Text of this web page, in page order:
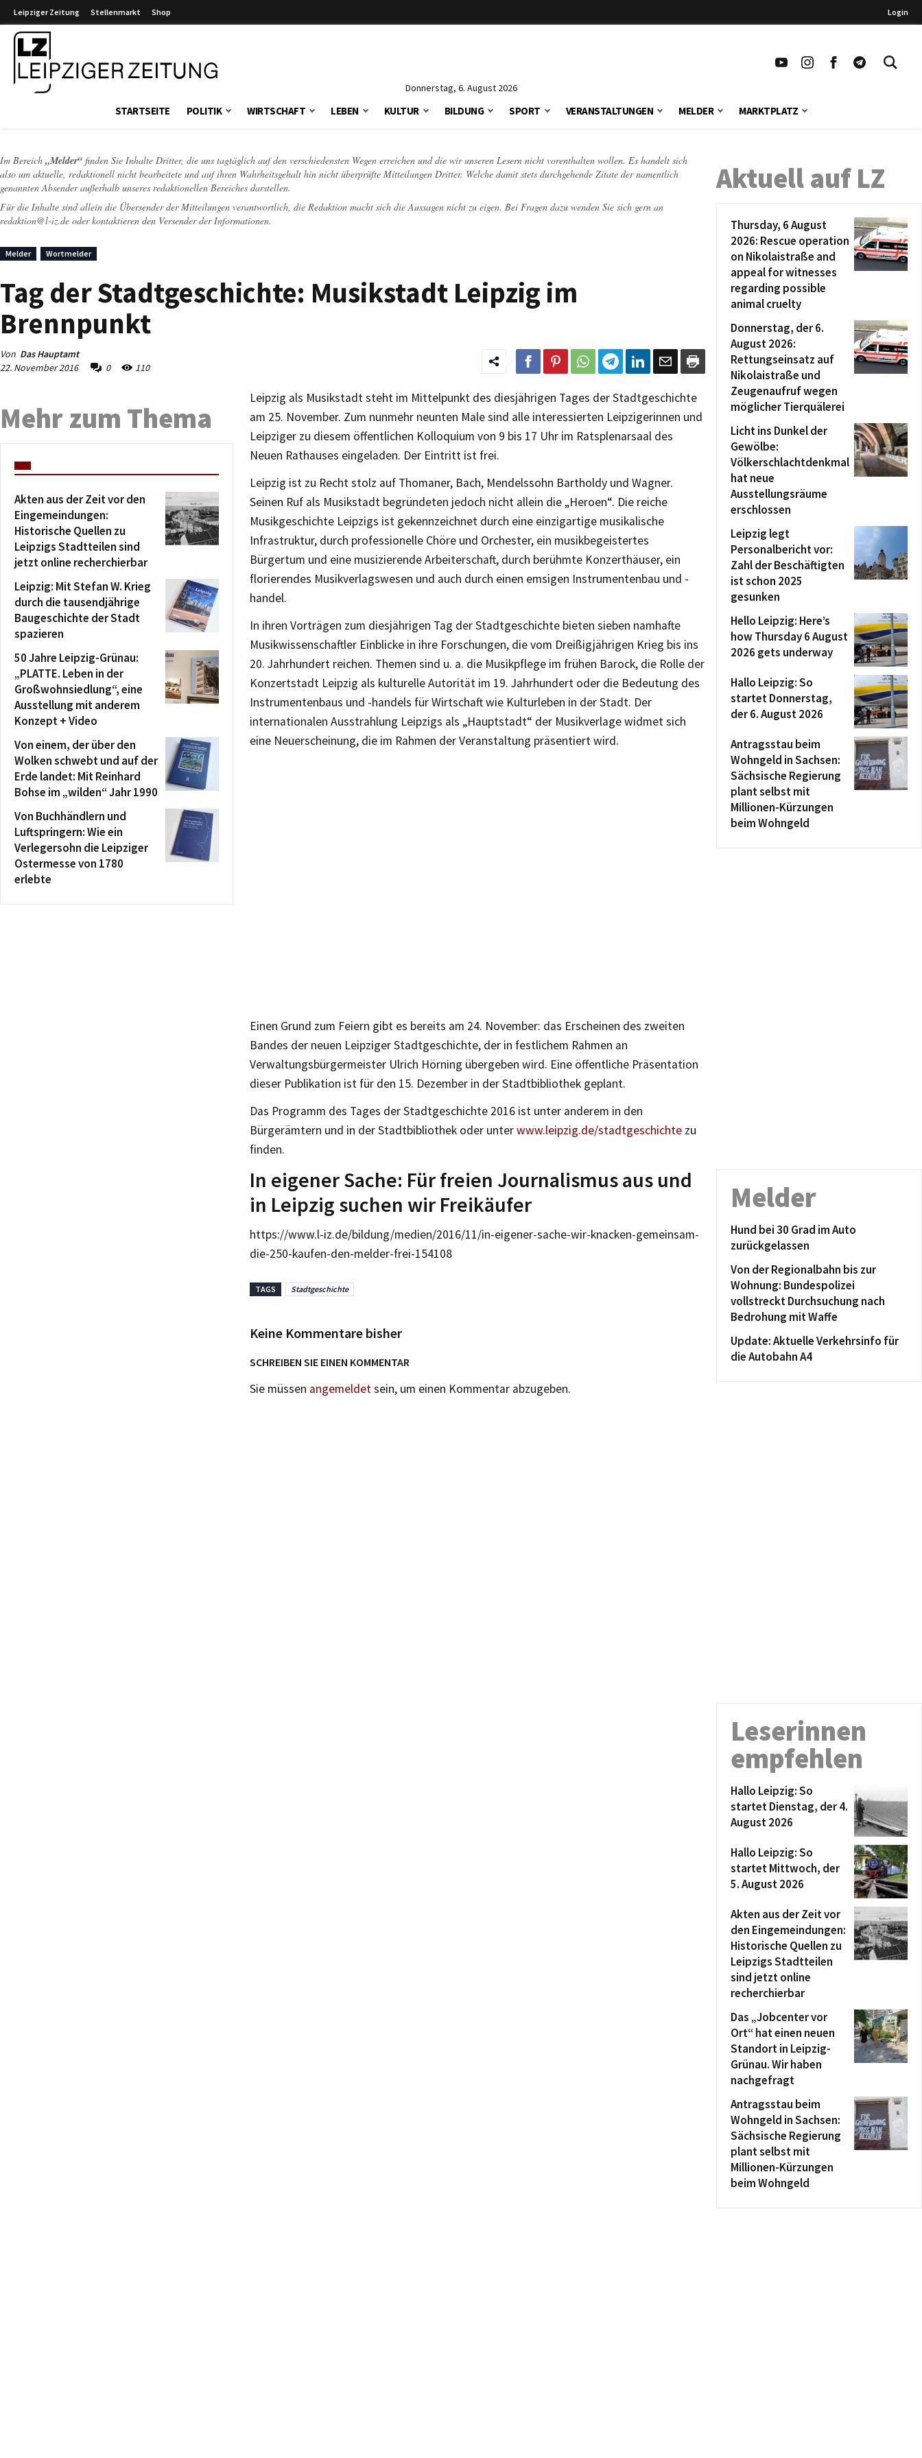
Leipziger Zeitung Stellenmarkt Shop Login
Donnerstag, 6. August 2026
STARTSEITE POLITIK WIRTSCHAFT LEBEN KULTUR BILDUNG SPORT VERANSTALTUNGEN MELDER MARKTPLATZ
Im Bereich „Melder“ finden Sie Inhalte Dritter, die uns tagtäglich auf den verschiedensten Wegen erreichen und die wir unseren Lesern nicht vorenthalten wollen. Es handelt sich
also um aktuelle, redaktionell nicht bearbeitete und auf ihren Wahrheitsgehalt hin nicht überprüfte Mitteilungen Dritter. Welche damit stets durchgehende Zitate der namentlich
genannten Absender außerhalb unseres redaktionellen Bereiches darstellen.
Für die Inhalte sind allein die Übersender der Mitteilungen verantwortlich, die Redaktion macht sich die Aussagen nicht zu eigen. Bei Fragen dazu wenden Sie sich gern an
redaktion@l-iz.de oder kontaktieren den Versender der Informationen.
Melder Wortmelder
Tag der Stadtgeschichte: Musikstadt Leipzig im
Brennpunkt
Von Das Hauptamt
22. November 2016
0 110
Leipzig als Musikstadt steht im Mittelpunkt des diesjährigen Tages der Stadtgeschichte
am 25. November. Zum nunmehr neunten Male sind alle interessierten Leipzigerinnen und
Leipziger zu diesem öffentlichen Kolloquium von 9 bis 17 Uhr im Ratsplenarsaal des
Neuen Rathauses eingeladen. Der Eintritt ist frei.
Leipzig ist zu Recht stolz auf Thomaner, Bach, Mendelssohn Bartholdy und Wagner.
Seinen Ruf als Musikstadt begründeten jedoch nicht allein die „Heroen“. Die reiche
Musikgeschichte Leipzigs ist gekennzeichnet durch eine einzigartige musikalische
Infrastruktur, durch professionelle Chöre und Orchester, ein musikbegeistertes
Bürgertum und eine musizierende Arbeiterschaft, durch berühmte Konzerthäuser, ein
florierendes Musikverlagswesen und auch durch einen emsigen Instrumentenbau und -
handel.
In ihren Vorträgen zum diesjährigen Tag der Stadtgeschichte bieten sieben namhafte
Musikwissenschaftler Einblicke in ihre Forschungen, die vom Dreißigjährigen Krieg bis ins
20. Jahrhundert reichen. Themen sind u. a. die Musikpflege im frühen Barock, die Rolle der
Konzertstadt Leipzig als kulturelle Autorität im 19. Jahrhundert oder die Bedeutung des
Instrumentenbaus und -handels für Wirtschaft wie Kulturleben in der Stadt. Der
internationalen Ausstrahlung Leipzigs als „Hauptstadt“ der Musikverlage widmet sich
eine Neuerscheinung, die im Rahmen der Veranstaltung präsentiert wird.
Einen Grund zum Feiern gibt es bereits am 24. November: das Erscheinen des zweiten
Bandes der neuen Leipziger Stadtgeschichte, der in festlichem Rahmen an
Verwaltungsbürgermeister Ulrich Hörning übergeben wird. Eine öffentliche Präsentation
dieser Publikation ist für den 15. Dezember in der Stadtbibliothek geplant.
Das Programm des Tages der Stadtgeschichte 2016 ist unter anderem in den
Bürgerämtern und in der Stadtbibliothek oder unterwww.leipzig.de/stadtgeschichte zu
finden.
In eigener Sache: Für freien Journalismus aus und
in Leipzig suchen wir Freikäufer
https://www.l-iz.de/bildung/medien/2016/11/in-eigener-sache-wir-knacken-gemeinsam-
die-250-kaufen-den-melder-frei-154108
TAGS Stadtgeschichte
Keine Kommentare bisher
SCHREIBEN SIE EINEN KOMMENTAR
Sie müssen angemeldetsein, um einen Kommentar abzugeben.
Mehr zum Thema
Akten aus der Zeit vor den
Eingemeindungen:
Historische Quellen zu
Leipzigs Stadtteilen sind
jetzt online recherchierbar
Leipzig: Mit Stefan W. Krieg
durch die tausendjährige
Baugeschichte der Stadt
spazieren
50 Jahre Leipzig-Grünau:
„PLATTE. Leben in der
Großwohnsiedlung“, eine
Ausstellung mit anderem
Konzept + Video
Von einem, der über den
Wolken schwebt und auf der
Erde landet: Mit Reinhard
Bohse im „wilden“ Jahr 1990
Von Buchhändlern und
Luftspringern: Wie ein
Verlegersohn die Leipziger
Ostermesse von 1780
erlebte
Aktuell auf LZ
Thursday, 6 August
2026: Rescue operation
on Nikolaistraße and
appeal for witnesses
regarding possible
animal cruelty
Donnerstag, der 6.
August 2026:
Rettungseinsatz auf
Nikolaistraße und
Zeugenaufruf wegen
möglicher Tierquälerei
Licht ins Dunkel der
Gewölbe:
Völkerschlachtdenkmal
hat neue
Ausstellungsräume
erschlossen
Leipzig legt
Personalbericht vor:
Zahl der Beschäftigten
ist schon 2025
gesunken
Hello Leipzig: Here’s
how Thursday 6 August
2026 gets underway
Hallo Leipzig: So
startet Donnerstag,
der 6. August 2026
Antragsstau beim
Wohngeld in Sachsen:
Sächsische Regierung
plant selbst mit
Millionen-Kürzungen
beim Wohngeld
Melder
Hund bei 30 Grad im Auto
zurückgelassen
Von der Regionalbahn bis zur
Wohnung: Bundespolizei
vollstreckt Durchsuchung nach
Bedrohung mit Waffe
Update: Aktuelle Verkehrsinfo für
die Autobahn A4
Leserinnen
empfehlen
Hallo Leipzig: So
startet Dienstag, der 4.
August 2026
Hallo Leipzig: So
startet Mittwoch, der
5. August 2026
Akten aus der Zeit vor
den Eingemeindungen:
Historische Quellen zu
Leipzigs Stadtteilen
sind jetzt online
recherchierbar
Das „Jobcenter vor
Ort“ hat einen neuen
Standort in Leipzig-
Grünau. Wir haben
nachgefragt
Antragsstau beim
Wohngeld in Sachsen:
Sächsische Regierung
plant selbst mit
Millionen-Kürzungen
beim Wohngeld